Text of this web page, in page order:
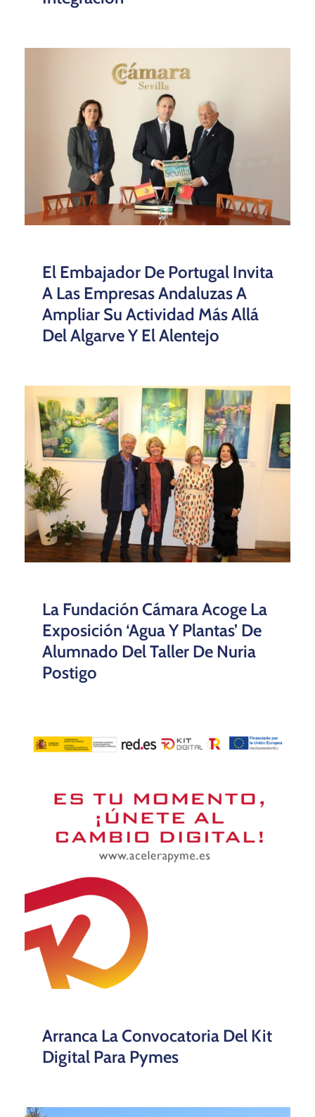
El Embajador De Portugal Invita
A Las Empresas Andaluzas A
Ampliar Su Actividad Más Allá
Del Algarve Y El Alentejo
La Fundación Cámara Acoge La
Exposición ‘Agua Y Plantas’ De
Alumnado Del Taller De Nuria
Postigo
Arranca La Convocatoria Del Kit
Digital Para Pymes